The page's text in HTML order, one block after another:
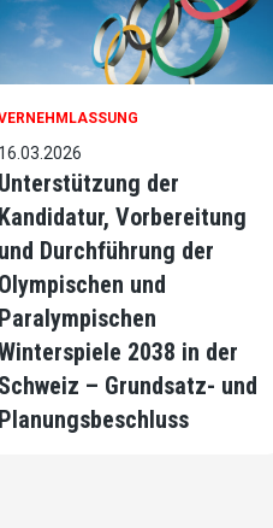
16.03.2026
Unterstützung der
Kandidatur, Vorbereitung
und Durchführung der
Olympischen und
Paralympischen
2038 in der
Schweiz – Grundsatz- und
Planungsbeschluss